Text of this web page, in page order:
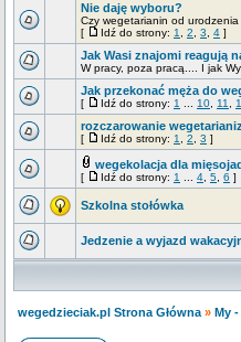
Nie daję wyboru?
Czy wegetarianin od
[
Idź do strony: 1 2 3 4 ]
Jak Wasi znajomi reagują
W pracy, poza pracą.... I jak
Jak przekonać męża do
[ Idź do strony: 1 10 11
rozczarowanie
[ Idź do strony: 1 2 3 ]
wegekolacja dla
[ Idź do strony: 1 4 5 6 ]
Szkolna stołówka
Jedzenie a wyjazd
wegedzieciak.pl Strona Główna » My